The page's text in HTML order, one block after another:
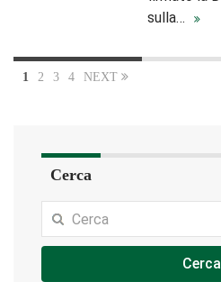
sulla…
1 2 3 4 NEXT
Cerca
Cerca